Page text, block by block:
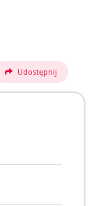
Udostępnij